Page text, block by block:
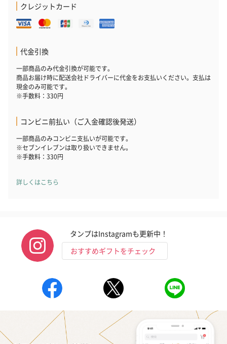
クレジットカード
代金引換
一部商品のみ代金引換が可能です。
商品お届け時に配送会社ドライバーに代金をお支払いください。支払は
現金のみ可能です。
※手数料：330円
コンビニ前払い（ご入金確認後発送）
一部商品のみコンビニ支払いが可能です。
※セブンイレブンは取り扱いできません。
※手数料：330円
詳しくはこちら
タンプはInstagramも更新中！
おすすめギフトをチェック